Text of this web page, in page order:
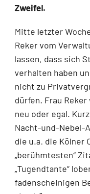
Zweifel.
Mitte letzter
Reker vom
lassen, dass sich
verhalten haben
nicht zu
dürfen. Frau
neu oder egal.
Nacht-und-Nebel-
die u.a. die Kölner
„berühmtesten“
„Tugendtante“
fadenscheinigen